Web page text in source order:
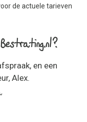
de actuele tarieven
en een
Alex.